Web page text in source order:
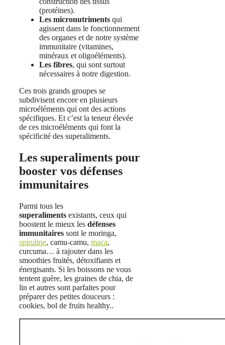
(protéines).
Les micronutriments qui
agissent dans le fonctionnement
des organes et de notre système
immunitaire (vitamines,
minéraux et oligoéléments).
Les fibres, qui sont surtout
nécessaires à notre digestion.
Ces trois grands groupes se
subdivisent encore en plusieurs
microéléments qui ont des actions
spécifiques. Et c’est la teneur élevée
de ces microéléments qui font la
spécificité des superaliments.
Les superaliments pour
booster vos défenses
immunitaires
Parmi tous les
superaliments existants, ceux qui
boostent le mieux les défenses
immunitaires sont le moringa,
spiruline, camu-camu, maca,
curcuma… à rajouter dans les
smoothies fruités, détoxifiants et
énergisants. Si les boissons ne vous
tentent guère, les graines de chia, de
lin et autres sont parfaites pour
préparer des petites douceurs :
cookies, bol de fruits healthy..